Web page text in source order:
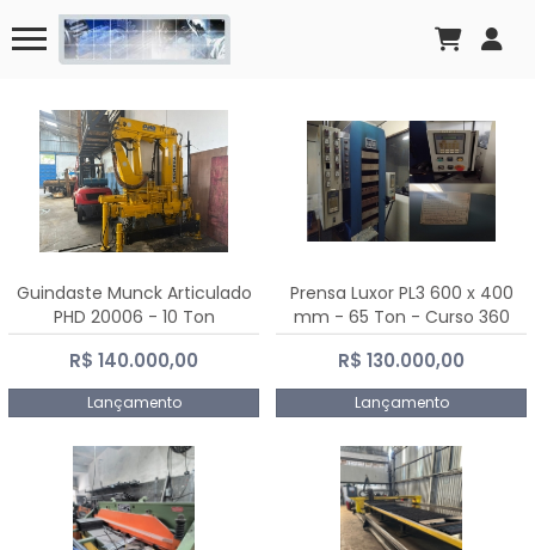
Guindaste Munck Articulado
PHD 20006 - 10 Ton
R$ 140.000,00
Lançamento
Prensa Luxor PL3 600 x 400
mm - 65 Ton - Curso 360
mm
R$ 130.000,00
Lançamento